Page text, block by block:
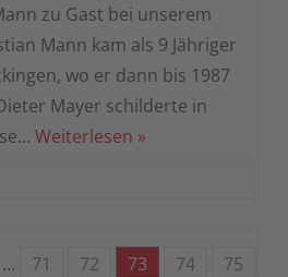
zu Gast bei unserem
Mann kam als 9 Jähriger
wo er dann bis 1987
Mayer schilderte in
Weiterlesen »
… 71 72 73 74
75